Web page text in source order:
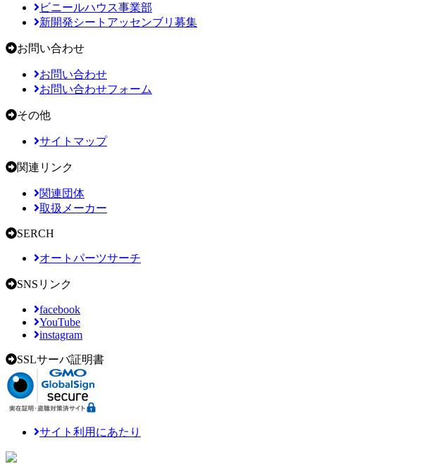
ビニールハウス事業部
新開発シートアッセンブリ募集
お問い合わせ
お問い合わせ
お問い合わせフォーム
その他
サイトマップ
関連リンク
関連団体
取扱メーカー
SERCH
オートパーツサーチ
SNSリンク
facebook
YouTube
instagram
SSLサーバ証明書
サイト利用にあたり